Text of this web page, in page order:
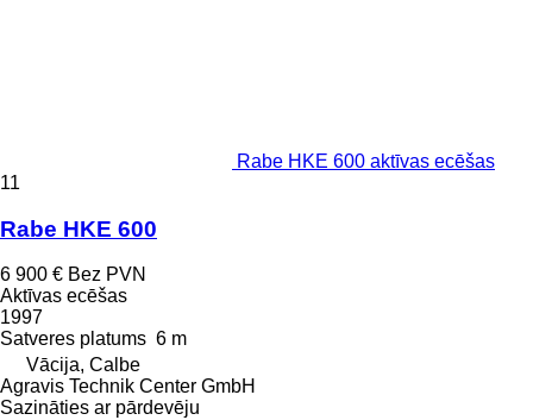
Rabe HKE 600 aktīvas ecēšas
11
Rabe HKE 600
6 900 € Bez PVN
Aktīvas ecēšas
1997
Satveres platums 6 m
Vācija, Calbe
Agravis Technik Center GmbH
Sazināties ar pārdevēju